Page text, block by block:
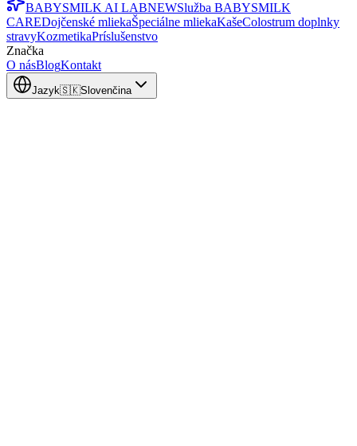
BABYSMILK AI LABNEWSlužba BABYSMILK
CAREDojčenské mliekaŠpeciálne mliekaKašeColostrum doplnky
stravyKozmetikaPríslušenstvo
Značka
O násBlogKontakt
Jazyk🇸🇰Slovenčina